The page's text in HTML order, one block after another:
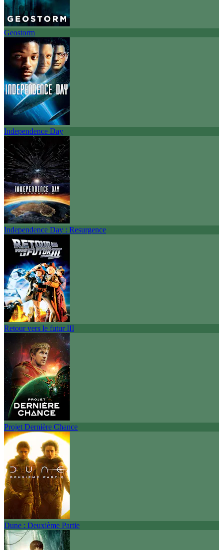
Geostorm
Independence Day
Independence Day : Resurgence
Retour vers le futur III
Projet Dernière Chance
Dune : Deuxième Partie